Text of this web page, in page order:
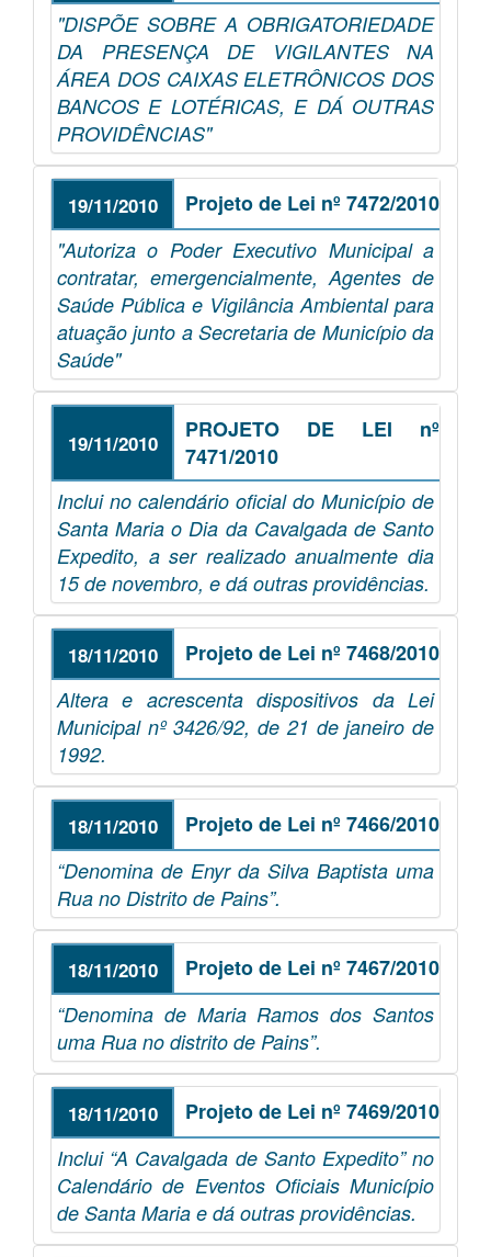
"DISPÕE SOBRE A OBRIGATORIEDADE
DA PRESENÇA DE VIGILANTES NA
ÁREA DOS CAIXAS ELETRÔNICOS DOS
BANCOS E LOTÉRICAS, E DÁ OUTRAS
PROVIDÊNCIAS"
19/11/2010 Projeto de Lei nº 7472/2010
"Autoriza o Poder Executivo Municipal a
contratar, emergencialmente, Agentes de
Saúde Pública e Vigilância Ambiental para
atuação junto a Secretaria de Município da
Saúde"
19/11/2010
PROJETO DE LEI nº
7471/2010
Inclui no calendário oficial do Município de
Santa Maria o Dia da Cavalgada de Santo
Expedito, a ser realizado anualmente dia
15 de novembro, e dá outras providências.
18/11/2010 Projeto de Lei nº 7468/2010
Altera e acrescenta dispositivos da Lei
Municipal nº 3426/92, de 21 de janeiro de
1992.
18/11/2010 Projeto de Lei nº 7466/2010
“Denomina de Enyr da Silva Baptista uma
Rua no Distrito de Pains”.
18/11/2010 Projeto de Lei nº 7467/2010
“Denomina de Maria Ramos dos Santos
uma Rua no distrito de Pains”.
18/11/2010 Projeto de Lei nº 7469/2010
Inclui “A Cavalgada de Santo Expedito” no
Calendário de Eventos Oficiais Município
de Santa Maria e dá outras providências.